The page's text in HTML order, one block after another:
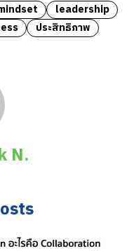
leadership
ประสิทธิภาพ
N.